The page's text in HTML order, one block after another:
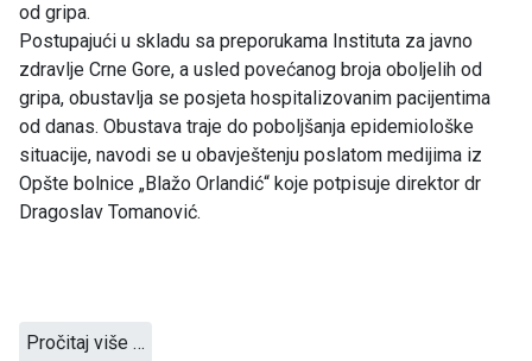
od gripa.
Postupajući u skladu sa preporukama Instituta za javno
zdravlje Crne Gore, a usled povećanog broja oboljelih od
gripa, obustavlja se posjeta hospitalizovanim pacijentima
od danas. Obustava traje do poboljšanja epidemiološke
situacije, navodi se u obavještenju poslatom medijima iz
Opšte bolnice „Blažo Orlandić“ koje potpisuje direktor dr
Dragoslav Tomanović.
Pročitaj više …